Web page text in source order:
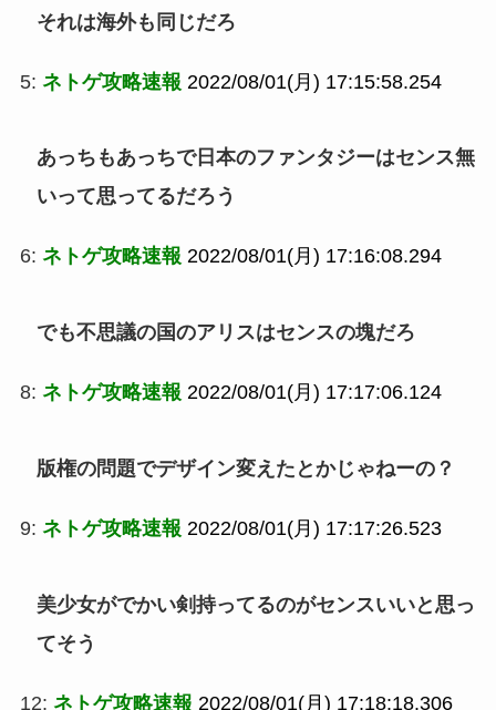
それは海外も同じだろ
5: ネトゲ攻略速報 2022/08/01(月) 17:15:58.254
あっちもあっちで日本のファンタジーはセンス無
いって思ってるだろう
6: ネトゲ攻略速報 2022/08/01(月) 17:16:08.294
でも不思議の国のアリスはセンスの塊だろ
8: ネトゲ攻略速報 2022/08/01(月) 17:17:06.124
版権の問題でデザイン変えたとかじゃねーの？
9: ネトゲ攻略速報 2022/08/01(月) 17:17:26.523
美少女がでかい剣持ってるのがセンスいいと思っ
てそう
12: ネトゲ攻略速報 2022/08/01(月) 17:18:18.306